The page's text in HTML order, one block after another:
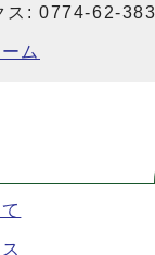
ス: 0774-62-
ム